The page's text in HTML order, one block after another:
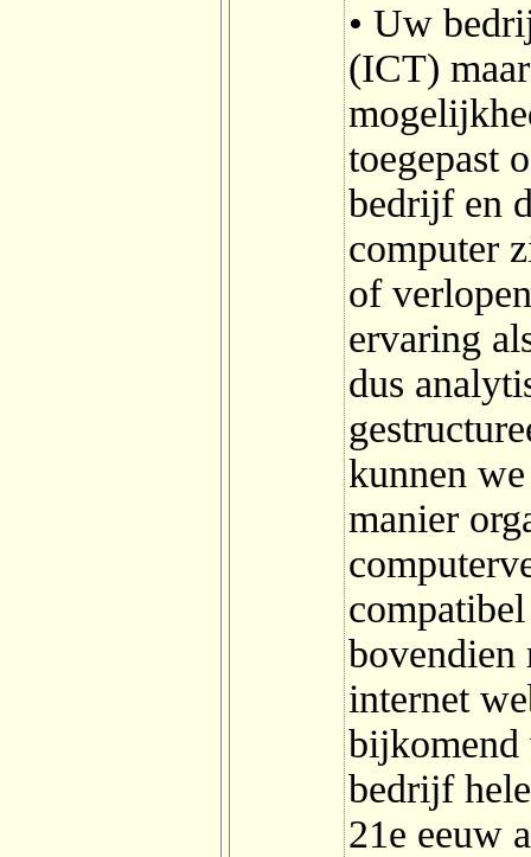
• Uw
(ICT)
toegepast
bedrijf en
computer
of
ervaring
dus
kunnen
manier
bovendien
internet
bedrijf
21e eeuw